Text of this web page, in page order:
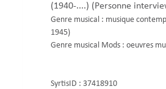
(1940-....) (Personne
Genre musical : musique
1945)
Genre musical Mods : oeuvres
SyrtisID : 37418910